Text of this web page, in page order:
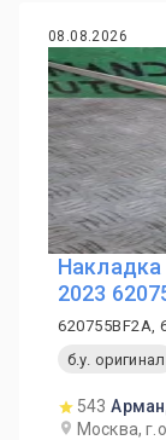
08.08.2026
Накладка
2023
620755BF2A,
б.у. оригинал
543
Москва,